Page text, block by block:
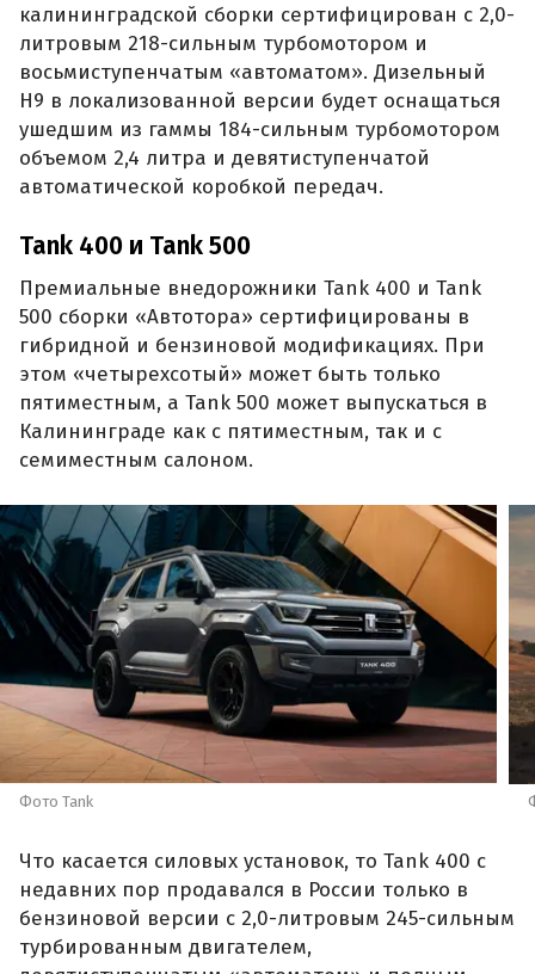
калининградской сборки сертифицирован с 2,0-
литровым 218-сильным турбомотором и
восьмиступенчатым «автоматом». Дизельный
H9 в локализованной версии будет оснащаться
ушедшим из гаммы 184-сильным турбомотором
объемом 2,4 литра и девятиступенчатой
автоматической коробкой передач.
Tank 400 и Tank 500
Премиальные внедорожники Tank 400 и Tank
500 сборки «Автотора» сертифицированы в
гибридной и бензиновой модификациях. При
этом «четырехсотый» может быть только
пятиместным, а Tank 500 может выпускаться в
Калининграде как с пятиместным, так и с
семиместным салоном.
Фото Tank
Что касается силовых установок, то Tank 400 с
недавних пор продавался в России только в
бензиновой версии с 2,0-литровым 245-сильным
турбированным двигателем,